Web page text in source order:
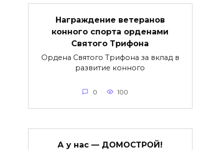
Награждение ветеранов
конного спорта орденами
Святого Трифона
Ордена Святого Трифона за вклад в
развитие конного
0 100
А у нас — ДОМОСТРОЙ!